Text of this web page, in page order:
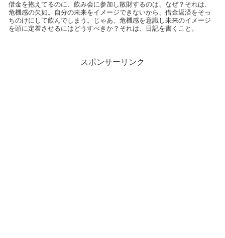
借金を抱えてるのに、飲み会に参加し散財するのは、なぜ？それは、
危機感の欠如。自分の未来をイメージできないから、借金返済をそっ
ちのけにして飲んでしまう。じゃあ、危機感を意識し未来のイメージ
を頭に定着させるにはどうすべきか？それは、日記を書くこと。
スポンサーリンク